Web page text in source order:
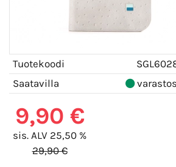
Tuotekoodi
Saatavilla
9,90 €
sis. ALV 25,50 %
29,90 €